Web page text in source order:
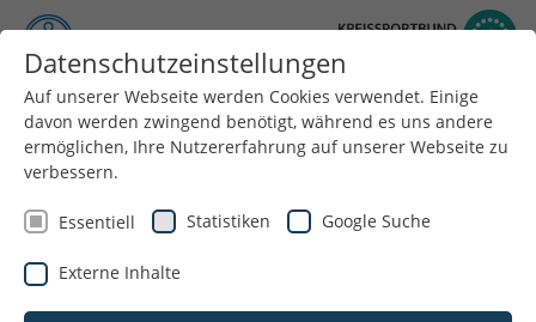
Menü
Datenschutzeinstellungen
Auf unserer Webseite werden Cookies verwendet. Einige
davon werden zwingend benötigt, während es uns andere
ermöglichen, Ihre Nutzererfahrung auf unserer Webseite zu
verbessern.
Essentiell Statistiken Google Suche
Externe Inhalte